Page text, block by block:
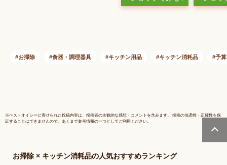
プ 排水口 排水溝 お
クト ニオイを消臭す
ンコ汚れ
排水溝
するパイ
ニオイ対
お掃除 食器・調理器具 キッチン用品 キッチン消耗品 予
※ベストオイシーに寄せられた投稿内容は、投稿者の主観的な感想・コメントを含みます。 投稿の信憑性・正確性を保
証することはできませんので、あくまで参考情報の一つとしてご利用ください。
お掃除 × キッチン消耗品の人気おすすめランキング